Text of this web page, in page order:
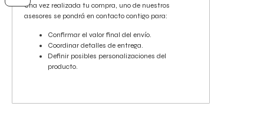
Una vez realizada tu compra, uno de nuestros
asesores se pondrá en contacto contigo para:
Confirmar el valor final del envío.
Coordinar detalles de entrega.
Definir posibles personalizaciones del
producto.